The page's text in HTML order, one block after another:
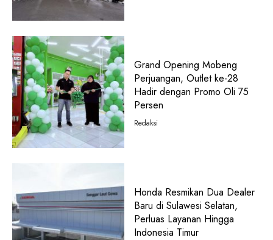
Grand Opening Mobeng
Perjuangan, Outlet ke-28
Hadir dengan Promo Oli 75
Persen
Redaksi
Honda Resmikan Dua Dealer
Baru di Sulawesi Selatan,
Perluas Layanan Hingga
Indonesia Timur